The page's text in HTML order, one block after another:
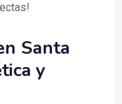
Santa
y